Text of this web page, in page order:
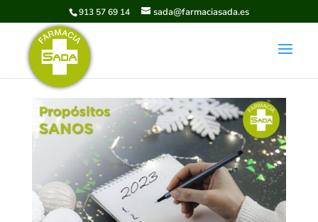
913 57 69 14 sada@farmaciasada.es